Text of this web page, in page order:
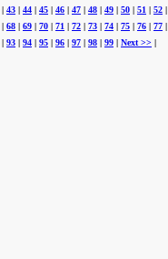
| 43 | 44 | 45 | 46 | 47 | 48 | 49 | 50 | 51 | 52 |
| 68 | 69 | 70 | 71 | 72 | 73 | 74 | 75 | 76 | 77 |
| 93 | 94 | 95 | 96 | 97 | 98 | 99 | Next >> |